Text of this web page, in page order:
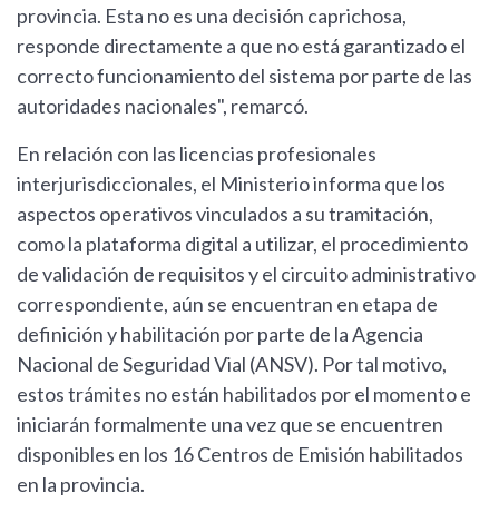
provincia. Esta no es una decisión caprichosa,
responde directamente a que no está garantizado el
correcto funcionamiento del sistema por parte de las
autoridades nacionales", remarcó.
En relación con las licencias profesionales
interjurisdiccionales, el Ministerio informa que los
aspectos operativos vinculados a su tramitación,
como la plataforma digital a utilizar, el procedimiento
de validación de requisitos y el circuito administrativo
correspondiente, aún se encuentran en etapa de
definición y habilitación por parte de la Agencia
Nacional de Seguridad Vial (ANSV). Por tal motivo,
estos trámites no están habilitados por el momento e
iniciarán formalmente una vez que se encuentren
disponibles en los 16 Centros de Emisión habilitados
en la provincia.